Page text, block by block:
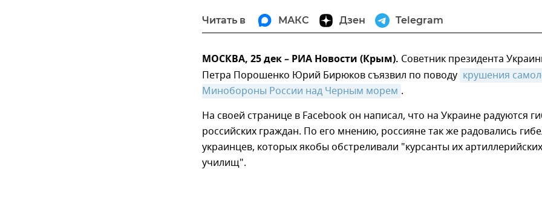
Читать в МАКС Дзен Telegram
МОСКВА, 25 дек – РИА Новости (Крым). Советник президента
Петра Порошенко Юрий Бирюков съязвил по поводу крушения
Минобороны России над Черным морем .
На своей странице в Facebook он написал, что на Украине радуются
российских граждан. По его мнению, россияне так же радовались
украинцев, которых якобы обстреливали "курсанты их артиллерийских
училищ".